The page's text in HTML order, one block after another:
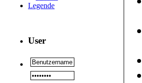
Legende
User